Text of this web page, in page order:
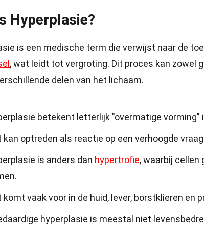
Hyperplasie?
is een medische term die verwijst naar de
, wat leidt tot vergroting. Dit proces kan zowel
delen van het lichaam.
betekent letterlijk "overmatige vorming"
kan optreden als reactie op een verhoogde
is anders dan hypertrofie, waarbij cellen
komt vaak voor in de huid, lever, borstklieren en
hyperplasie is meestal niet